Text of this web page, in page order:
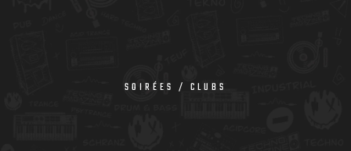
SOIRÉES / CLUBS